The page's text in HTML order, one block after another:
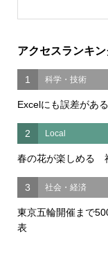
アクセスランキ
1 科学・技術
Excelにも誤差があ
2 Local
春の花が楽しめる
3 社会・経済
東京五輪開催まで
表